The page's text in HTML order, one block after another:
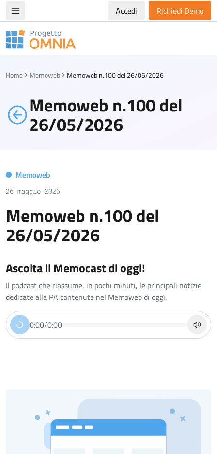
Apri/chiudi menù di navigazioneAccedi Richiedi Demo
Progetto Omnia
Home Memoweb Memoweb n.100 del 26/05/2026
Memoweb n.100 del
26/05/2026
Memoweb
26 maggio 2026
Memoweb n.100 del
26/05/2026
Ascolta il Memocast di oggi!
Il podcast che riassume, in pochi minuti, le principali notizie
dedicate alla PA contenute nel Memoweb di oggi.
Riproduci
0:00/0:00